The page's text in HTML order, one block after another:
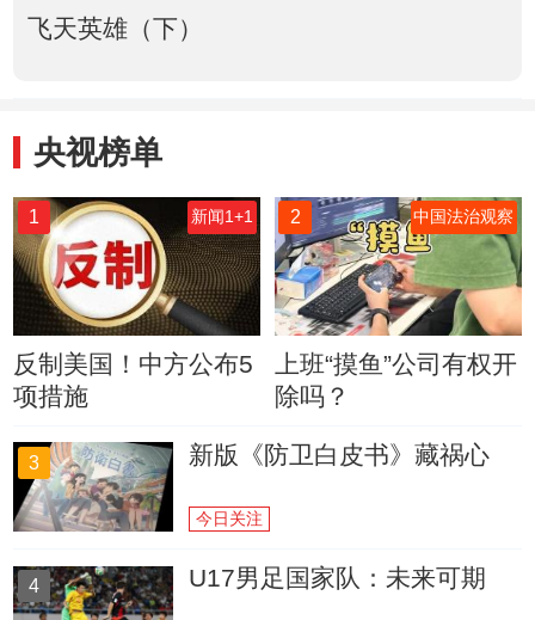
飞天英雄（下）
央视榜单
1 新闻1+1
反制美国！中方公布5
项措施
2 中国法治观察
上班“摸鱼”公司有权开
除吗？
3 新版《防卫白皮书》藏祸心
今日关注
4 U17男足国家队：未来可期